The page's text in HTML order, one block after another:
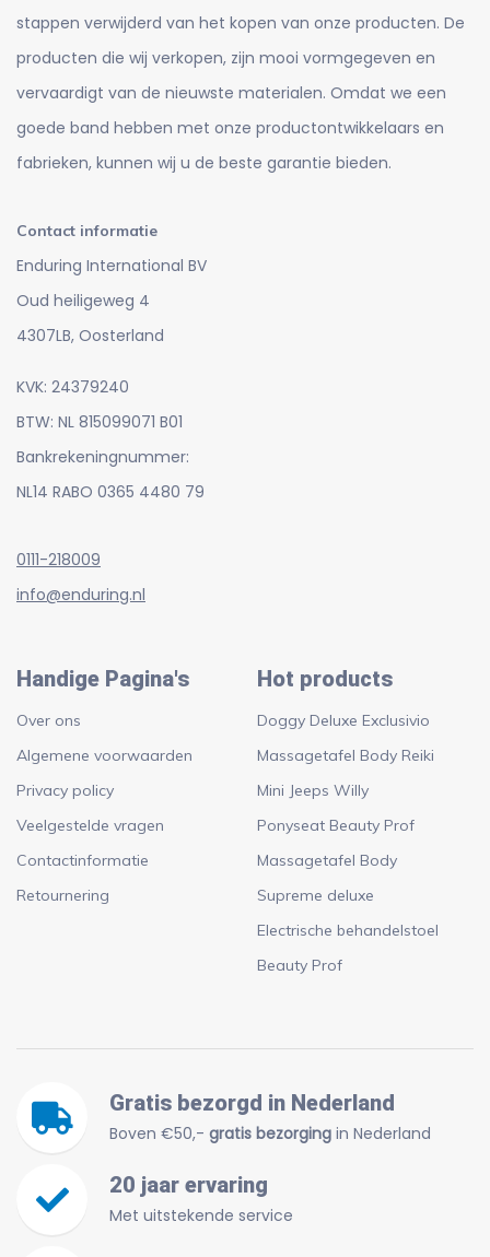
stappen verwijderd van het kopen van onze producten. De
producten die wij verkopen, zijn mooi vormgegeven en
vervaardigt van de nieuwste materialen. Omdat we een
goede band hebben met onze productontwikkelaars en
fabrieken, kunnen wij u de beste garantie bieden.
Contact informatie
Enduring International BV
Oud heiligeweg 4
4307LB, Oosterland
KVK: 24379240
BTW: NL 815099071 B01
Bankrekeningnummer:
NL14 RABO 0365 4480 79
0111-218009
info@enduring.nl
Handige Pagina's
Over ons
Algemene voorwaarden
Privacy policy
Veelgestelde vragen
Contactinformatie
Retournering
Hot products
Doggy Deluxe Exclusivio
Massagetafel Body Reiki
Mini Jeeps Willy
Ponyseat Beauty Prof
Massagetafel Body
Supreme deluxe
Electrische behandelstoel
Beauty Prof
Gratis bezorgd in Nederland
Boven €50,- gratis bezorging in Nederland
20 jaar ervaring
Met uitstekende service